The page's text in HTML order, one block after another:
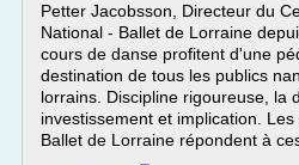
Petter Jacobsson, Directeur du
National - Ballet de Lorraine
cours de danse profitent d'une
destination de tous les publics
lorrains. Discipline rigoureuse, la
investissement et implication.
Ballet de Lorraine répondent à